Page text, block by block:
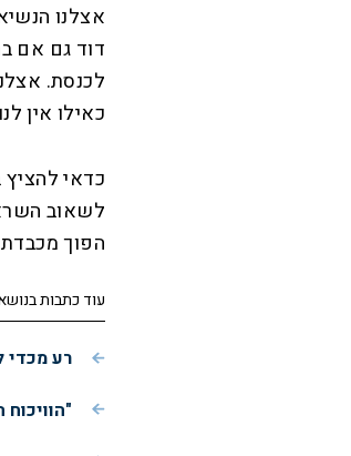
אצלנו
דוד גם אם
לכנסת.
כאילו אין
כדאי
לשאוב
הפוך מכבדת
עוד כתבות
רע מכדי